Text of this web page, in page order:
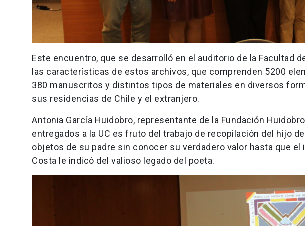
Este encuentro, que se desarrolló en el auditorio de la Facultad
las características de estos archivos, que comprenden 5200
380 manuscritos y distintos tipos de materiales en diversos
sus residencias de Chile y el extranjero.
Antonia García Huidobro, representante de la Fundación
entregados a la UC es fruto del trabajo de recopilación del hijo
objetos de su padre sin conocer su verdadero valor hasta que
Costa le indicó del valioso legado del poeta.